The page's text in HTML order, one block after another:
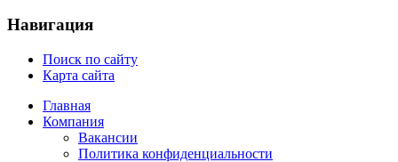
Навигация
Поиск по сайту
Карта сайта
Главная
Компания
Вакансии
Политика конфиденциальности